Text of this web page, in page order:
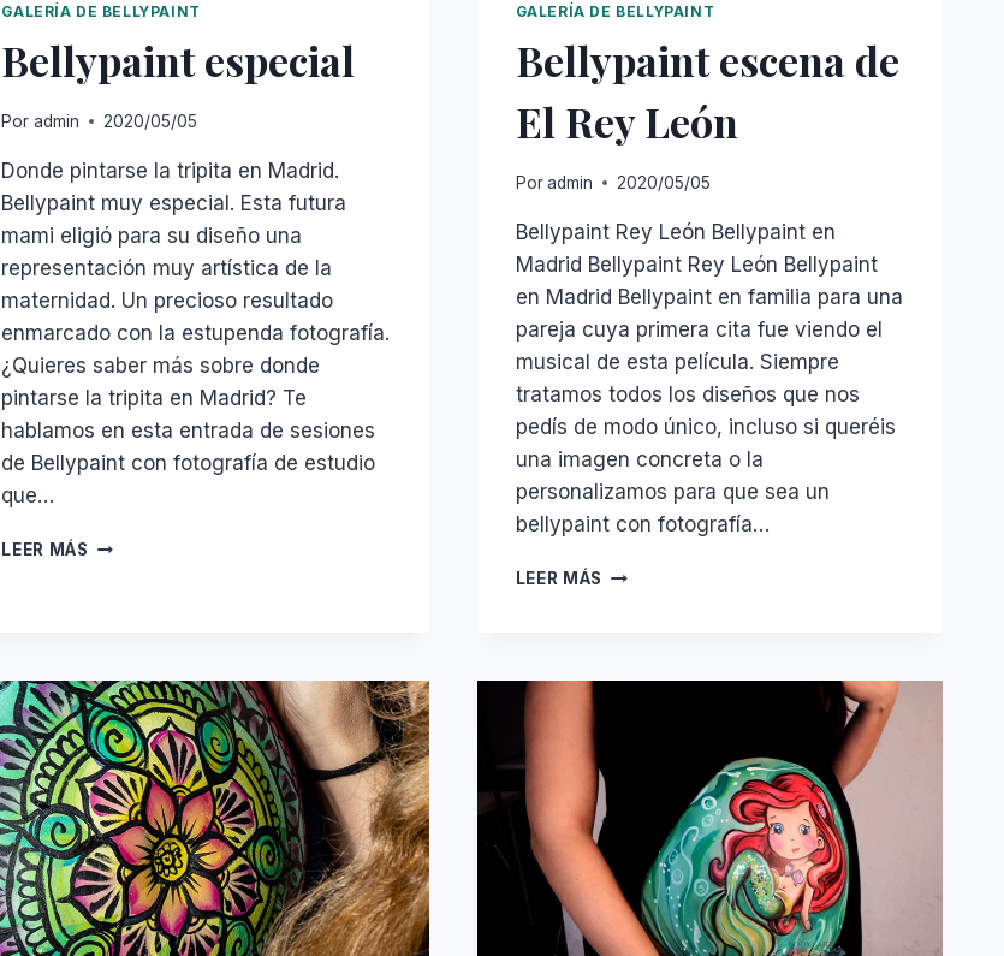
GALERÍA DE BELLYPAINT
Bellypaint especial
Por admin 2020/05/05
Donde pintarse la tripita en Madrid.
Bellypaint muy especial. Esta futura
mami eligió para su diseño una
representación muy artística de la
maternidad. Un precioso resultado
enmarcado con la estupenda fotografía.
¿Quieres saber más sobre donde
pintarse la tripita en Madrid? Te
hablamos en esta entrada de sesiones
de Bellypaint con fotografía de estudio
que…
LEER MÁS BELLYPAINT
GALERÍA DE BELLYPAINT
Bellypaint escena de
El Rey León
Por admin 2020/05/05
Bellypaint Rey León Bellypaint en
Madrid Bellypaint Rey León Bellypaint
en Madrid Bellypaint en familia para una
pareja cuya primera cita fue viendo el
musical de esta película. Siempre
tratamos todos los diseños que nos
pedís de modo único, incluso si queréis
una imagen concreta o la
personalizamos para que sea un
bellypaint con fotografía…
LEER MÁS BELLYPAINT
REY